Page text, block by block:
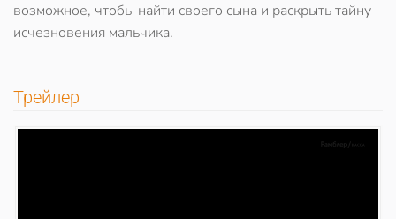
возможное, чтобы найти своего сына и раскрыть тайну
исчезновения мальчика.
Трейлер